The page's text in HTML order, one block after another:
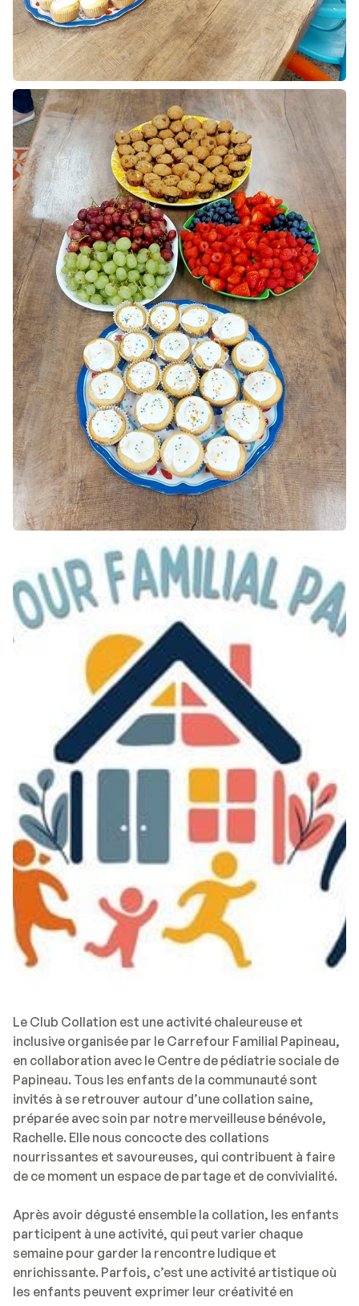
Le Club Collation est une activité chaleureuse et
inclusive organisée par le Carrefour Familial Papineau,
en collaboration avec le Centre de pédiatrie sociale de
Papineau. Tous les enfants de la communauté sont
invités à se retrouver autour d’une collation saine,
préparée avec soin par notre merveilleuse bénévole,
Rachelle. Elle nous concocte des collations
nourrissantes et savoureuses, qui contribuent à faire
de ce moment un espace de partage et de convivialité.
Après avoir dégusté ensemble la collation, les enfants
participent à une activité, qui peut varier chaque
semaine pour garder la rencontre ludique et
enrichissante. Parfois, c’est une activité artistique où
les enfants peuvent exprimer leur créativité en